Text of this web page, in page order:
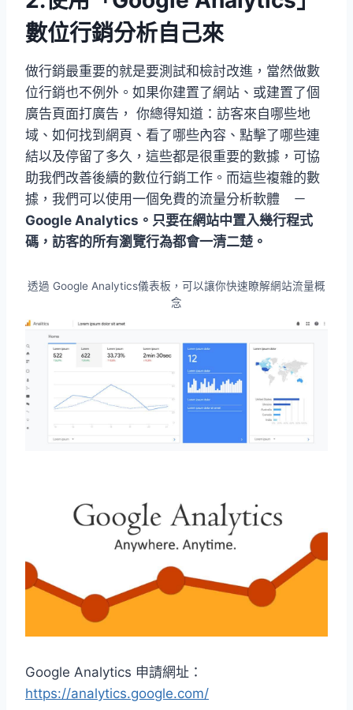
數位行銷分析自己來
做行銷最重要的就是要測試和檢討改進，當然做數
位行銷也不例外。如果你建置了網站、或建置了個
廣告頁面打廣告， 你總得知道：訪客來自哪些地
域、如何找到網頁、看了哪些內容、點擊了哪些連
結以及停留了多久，這些都是很重要的數據，可協
助我們改善後續的數位行銷工作。而這些複雜的數
據，我們可以使用一個免費的流量分析軟體 －
Google Analytics。只要在網站中置入幾行程式
碼，訪客的所有瀏覽行為都會一清二楚。
透過 Google Analytics儀表板，可以讓你快速瞭解網站流量概
念
Google Analytics 申請網址：
https://analytics.google.com/